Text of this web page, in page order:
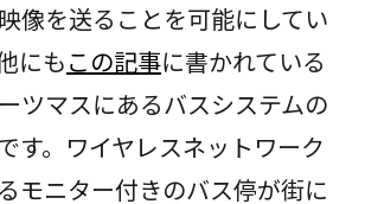
像を送ることを可能にしてい
にもこの記事に書かれている
ツマスにあるバスシステムの
す。ワイヤレスネットワーク
モニター付きのバス停が街に